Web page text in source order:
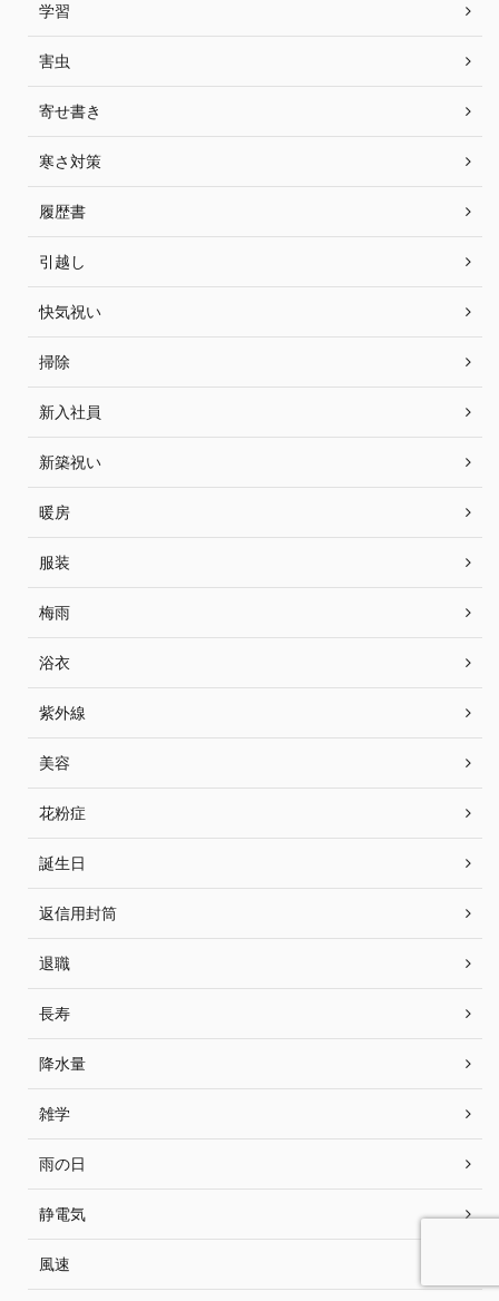
学習
害虫
寄せ書き
寒さ対策
履歴書
引越し
快気祝い
掃除
新入社員
新築祝い
暖房
服装
梅雨
浴衣
紫外線
美容
花粉症
誕生日
返信用封筒
退職
長寿
降水量
雑学
雨の日
静電気
風速